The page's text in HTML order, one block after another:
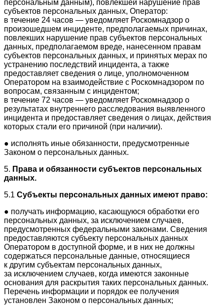
персональным данным), повлекшей нарушение прав
субъектов персональных данных, Оператор:
в течение 24 часов — уведомляет Роскомнадзор о
произошедшем инциденте, предполагаемых причинах,
повлекших нарушение прав субъектов персональных
данных, предполагаемом вреде, нанесенном правам
субъектов персональных данных, и принятых мерах по
устранению последствий инцидента, а также
предоставляет сведения о лице, уполномоченном
Оператором на взаимодействие с Роскомнадзором по
вопросам, связанным с инцидентом;
в течение 72 часов — уведомляет Роскомнадзор о
результатах внутреннего расследования выявленного
инцидента и предоставляет сведения о лицах, действия
которых стали его причиной (при наличии).
● исполнять иные обязанности, предусмотренные
Законом о персональных данных.
5. Права и обязанности субъектов персональных
данных.
5.1 Субъекты персональных данных имеют право:
● получать информацию, касающуюся обработки его
персональных данных, за исключением случаев,
предусмотренных федеральными законами. Сведения
предоставляются субъекту персональных данных
Оператором в доступной форме, и в них не должны
содержаться персональные данные, относящиеся
к другим субъектам персональных данных,
за исключением случаев, когда имеются законные
основания для раскрытия таких персональных данных.
Перечень информации и порядок ее получения
установлен Законом о персональных данных;